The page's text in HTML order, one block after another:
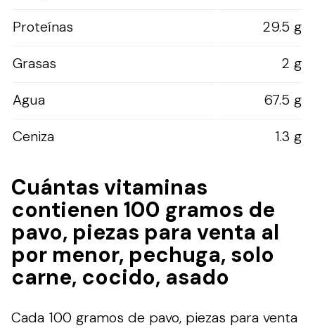
Proteínas
29.5 g
Grasas
2 g
Agua
67.5 g
Ceniza
1.3 g
Cuántas vitaminas
contienen 100 gramos de
pavo, piezas para venta al
por menor, pechuga, solo
carne, cocido, asado
Cada 100 gramos de pavo, piezas para venta